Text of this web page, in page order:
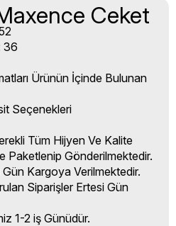
Ceket
36
Ürünün İçinde Bulunan
Seçenekleri
Tüm Hijyen Ve Kalite
Paketlenip Gönderilmektedir.
Kargoya Verilmektedir.
Siparişler Ertesi Gün
1-2 iş Günüdür.